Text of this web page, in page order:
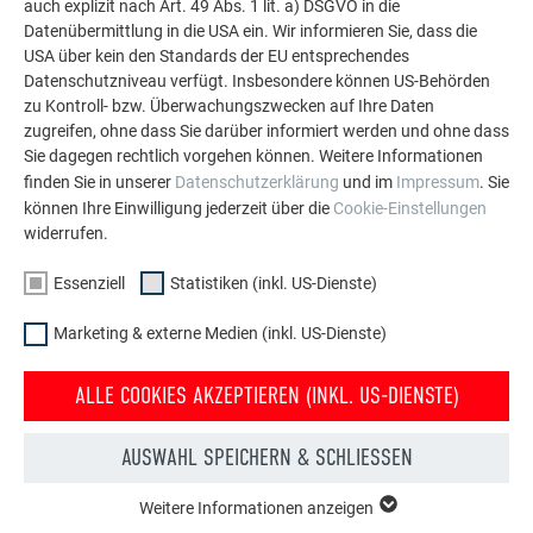
MEHR REFERENZEN ANSEHEN
Kostenlos PREFA Prospekte bestellen
auch explizit nach Art. 49 Abs. 1 lit. a) DSGVO in die
Datenübermittlung in die USA ein. Wir informieren Sie, dass die
USA über kein den Standards der EU entsprechendes
Datenschutzniveau verfügt. Insbesondere können US-Behörden
zu Kontroll- bzw. Überwachungszwecken auf Ihre Daten
zugreifen, ohne dass Sie darüber informiert werden und ohne dass
Sie dagegen rechtlich vorgehen können. Weitere Informationen
finden Sie in unserer Datenschutzerklärung und im Impressum. Sie
können Ihre Einwilligung jederzeit über die Cookie-Einstellungen
widerrufen.
Essenziell Statistiken (inkl. US-Dienste)
Marketing & externe Medien (inkl. US-Dienste)
ALLE COOKIES AKZEPTIEREN (INKL. US-DIENSTE)
AUSWAHL SPEICHERN & SCHLIESSEN
Weitere Informationen anzeigen